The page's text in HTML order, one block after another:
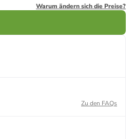
Warum ändern sich die Preise?
Zu den FAQs